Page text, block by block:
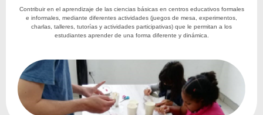
Contribuir en el aprendizaje de las ciencias básicas en centros educativos formales
e informales, mediante diferentes actividades (juegos de mesa, experimentos,
charlas, talleres, tutorías y actividades participativas) que le permitan a los
estudiantes aprender de una forma diferente y dinámica.